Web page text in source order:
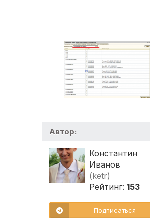
Автор:
Константин
Иванов
(ketr)
Рейтинг: 153
Подписаться